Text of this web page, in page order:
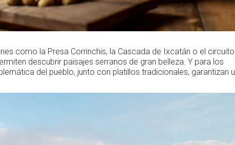
como la Presa Corrinchis, la Cascada de Ixcatán o el circuito
descubrir paisajes serranos de gran belleza. Y para los
del pueblo, junto con platillos tradicionales, garantizan